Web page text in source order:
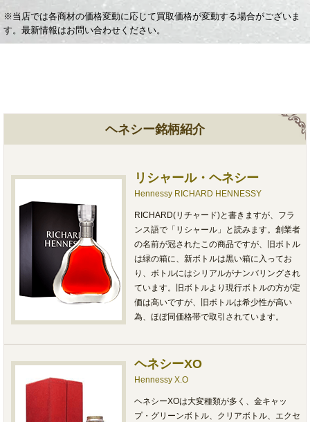
※当店では各商材の価格変動に応じて買取価格が変動する場合がございま
す。最新情報はお問い合わせください。
ヘネシー銘柄紹介
リシャール・ヘネシー
Hennessy RICHARD HENNESSY
RICHARD(リチャード)と書きますが、フラ
ンス語で「リシャール」と読みます。創業者
の名前が冠されたこの商品ですが、旧ボトル
は緑の箱に、新ボトルは黒い箱に入ってお
り、ボトルにはシリアルがナンバリングされ
ています。旧ボトルより現行ボトルの方が定
価は高いですが、旧ボトルは希少性が高い
為、ほぼ同価格帯で取引されています。
ヘネシーXO
Hennessy X.O
ヘネシーXOは大変種類が多く、金キャッ
プ・グリーンボトル、クリアボトル、エクセ